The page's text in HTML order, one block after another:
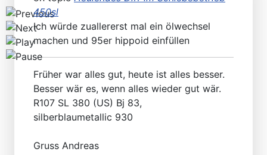
450sl
Ich würde zuallererst mal ein ölwechsel
machen und 95er hippoid einfüllen
Früher war alles gut, heute ist alles besser.
Besser wär es, wenn alles wieder gut wär.
R107 SL 380 (US) Bj 83,
silberblaumetallic 930
Gruss Andreas